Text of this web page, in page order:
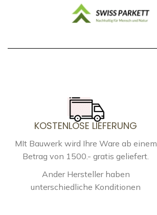
KOSTENLOSE LIEFERUNG
MIt Bauwerk wird Ihre Ware ab einem
Betrag von 1500.- gratis geliefert.
Ander Hersteller haben
unterschiedliche Konditionen